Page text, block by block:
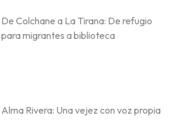
De Colchane a La Tirana: De refugio
para migrantes a biblioteca
Alma Rivera: Una vejez con voz propia